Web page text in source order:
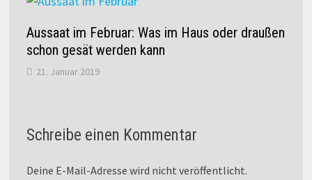
Aussaat im Februar: Was im Haus oder draußen
schon gesät werden kann
21. Januar 2019
Schreibe einen Kommentar
Deine E-Mail-Adresse wird nicht veröffentlicht.